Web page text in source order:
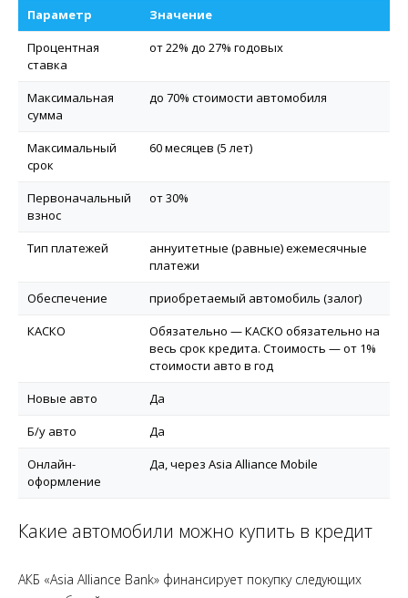
Параметр
Значение
Процентная
ставка
от 22% до 27% годовых
Максимальная
сумма
до 70% стоимости автомобиля
Максимальный
срок
60 месяцев (5 лет)
Первоначальный
взнос
от 30%
Тип платежей
аннуитетные (равные) ежемесячные
платежи
Обеспечение
приобретаемый автомобиль (залог)
КАСКО
Обязательно — КАСКО обязательно на
весь срок кредита. Стоимость — от 1%
стоимости авто в год
Новые авто
Да
Б/у авто
Да
Онлайн-
оформление
Да, через Asia Alliance Mobile
Какие автомобили можно купить в кредит
АКБ «Asia Alliance Bank» финансирует покупку следующих